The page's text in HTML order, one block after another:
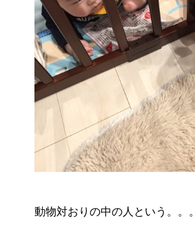
動物対おりの中の人という。。。